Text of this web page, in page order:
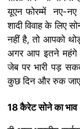
यूएन फोरम्में नए-
शादी विवाह के लिए
नहीं है, तो आपको
अगर आप इतने महंगे
जेब पर भारी पड़
कुछ दिन और रुक
18 कैरेट सोने का भाव